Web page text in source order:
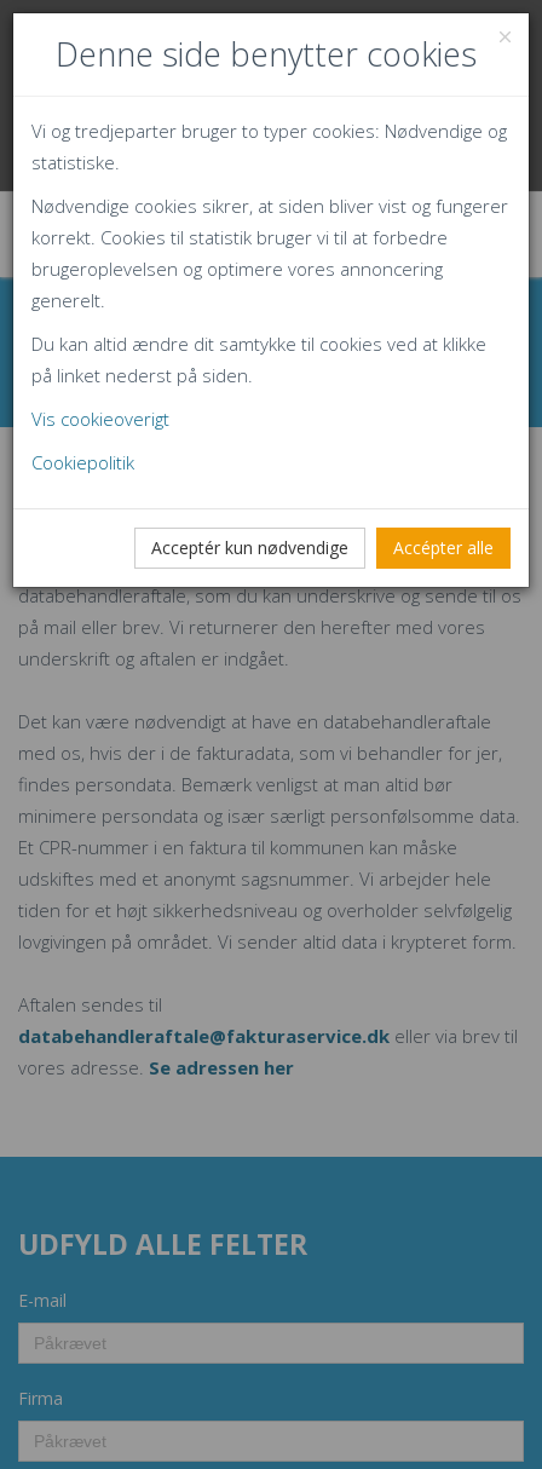
info@fakturaservice.dk
Opret konto Log ind
Denne side benytter cookies
Vi og tredjeparter bruger to typer cookies: Nødvendige og
statistiske.
Nødvendige cookies sikrer, at siden bliver vist og fungerer
korrekt. Cookies til statistik bruger vi til at forbedre
brugeroplevelsen og optimere vores annoncering
generelt.
Du kan altid ændre dit samtykke til cookies ved at klikke
på linket nederst på siden.
Vis cookieoverigt
Cookiepolitik
Acceptér kun nødvendige Accépter alle
Databehandleraftale
MED OS
Udfyld nedenstående formular for at få dannet en
databehandleraftale, som du kan underskrive og sende til os
på mail eller brev. Vi returnerer den herefter med vores
underskrift og aftalen er indgået.
Det kan være nødvendigt at have en databehandleraftale
med os, hvis der i de fakturadata, som vi behandler for jer,
findes persondata. Bemærk venligst at man altid bør
minimere persondata og især særligt personfølsomme data.
Et CPR-nummer i en faktura til kommunen kan måske
udskiftes med et anonymt sagsnummer. Vi arbejder hele
tiden for et højt sikkerhedsniveau og overholder selvfølgelig
lovgivingen på området. Vi sender altid data i krypteret form.
Aftalen sendes til
databehandleraftale@fakturaservice.dk eller via brev til
vores adresse. Se adressen her
UDFYLD ALLE FELTER
E-mail
Firma